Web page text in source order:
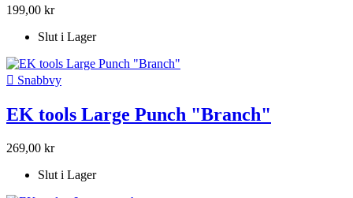
199,00 kr
Slut i Lager
 Snabbvy
EK tools Large Punch "Branch"
269,00 kr
Slut i Lager